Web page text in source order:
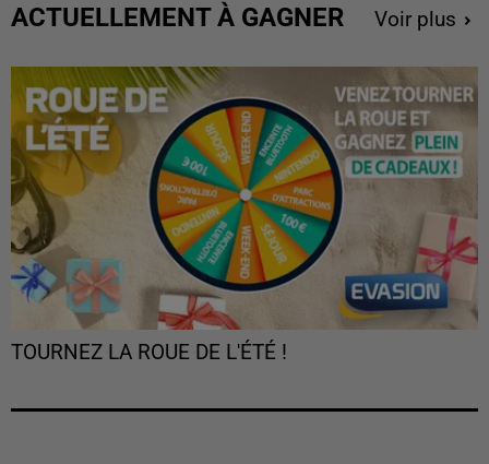
ACTUELLEMENT À GAGNER Voir plus
TOURNEZ LA ROUE DE L'ÉTÉ !